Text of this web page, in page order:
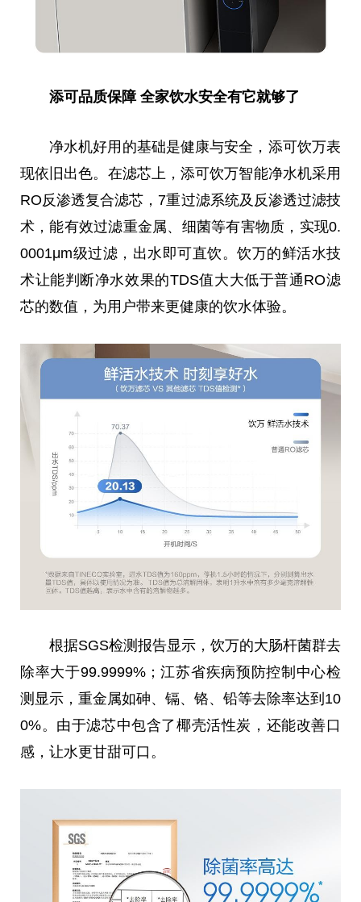
添可品质保障 全家饮水安全有它就够了
净水机好用的基础是健康与安全，添可饮万表
现依旧出色。在滤芯上，添可饮万智能净水机采用
RO反渗透复合滤芯，7重过滤系统及反渗透过滤技
术，能有效过滤重金属、细菌等有害物质，实现0.
0001μm级过滤，出水即可直饮。饮万的鲜活水技
术让能判断净水效果的TDS值大大低于普通RO滤
芯的数值，为用户带来更健康的饮水体验。
根据SGS检测报告显示，饮万的大肠杆菌群去
除率大于99.9999%；江苏省疾病预防控制中心检
测显示，重金属如砷、镉、铬、铅等去除率达到10
0%。由于滤芯中包含了椰壳活性炭，还能改善口
感，让水更甘甜可口。